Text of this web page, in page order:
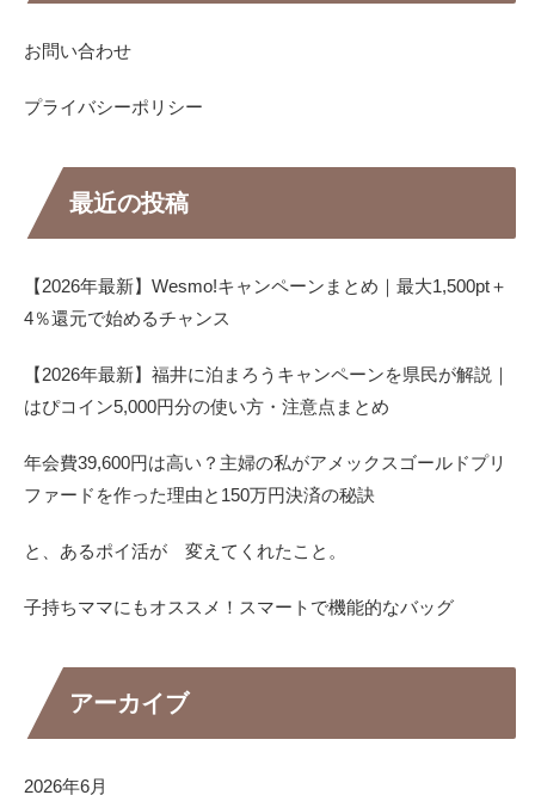
お問い合わせ
プライバシーポリシー
最近の投稿
【2026年最新】Wesmo!キャンペーンまとめ｜最大1,500pt＋
4％還元で始めるチャンス
【2026年最新】福井に泊まろうキャンペーンを県民が解説｜
はぴコイン5,000円分の使い方・注意点まとめ
年会費39,600円は高い？主婦の私がアメックスゴールドプリ
ファードを作った理由と150万円決済の秘訣
と、あるポイ活が 変えてくれたこと。
子持ちママにもオススメ！スマートで機能的なバッグ
アーカイブ
2026年6月